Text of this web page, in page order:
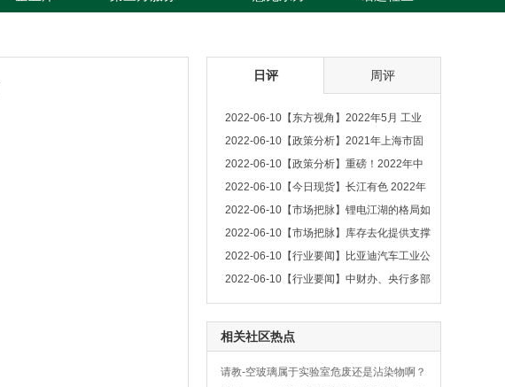
日评 周评
2022-06-10 【东方视角】2022年5月 工业
固废成交情况及市场分析
2022-06-10 【政策分析】2021年上海市固
体废物污染环境防治信息公告
2022-06-10 【政策分析】重磅！2022年中
国及31省市再生铝行业政策汇总及解读
2022-06-10 【今日现货】长江有色 2022年
6月10日 有色金属收盘价
2022-06-10 【市场把脉】锂电江湖的格局如
何变？
2022-06-10 【市场把脉】库存去化提供支撑
沪铝低位企稳
2022-06-10 【行业要闻】比亚迪汽车工业公
司新增有色金属冶炼业务，业内：抢夺上游
2022-06-10 【行业要闻】中财办、央行多部
门发声 全面加强基建
相关社区热点
请教-空玻璃属于实验室危废还是沾染物啊？